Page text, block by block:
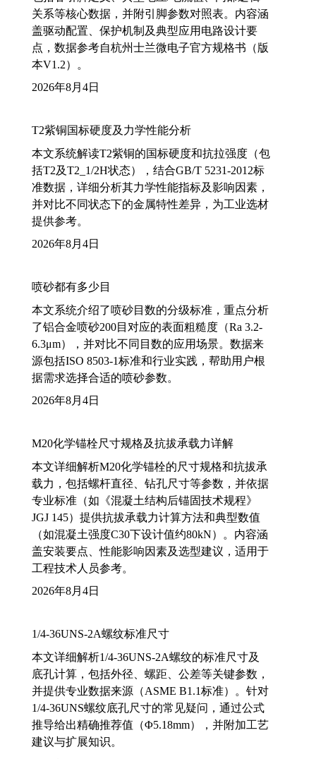
关系等核心数据，并附引脚参数对照表。内容涵
盖驱动配置、保护机制及典型应用电路设计要
点，数据参考自杭州士兰微电子官方规格书（版
本V1.2）。
2026年8月4日
T2紫铜国标硬度及力学性能分析
本文系统解读T2紫铜的国标硬度和抗拉强度（包
括T2及T2_1/2H状态），结合GB/T 5231-2012标
准数据，详细分析其力学性能指标及影响因素，
并对比不同状态下的金属特性差异，为工业选材
提供参考。
2026年8月4日
喷砂都有多少目
本文系统介绍了喷砂目数的分级标准，重点分析
了铝合金喷砂200目对应的表面粗糙度（Ra 3.2-
6.3μm），并对比不同目数的应用场景。数据来
源包括ISO 8503-1标准和行业实践，帮助用户根
据需求选择合适的喷砂参数。
2026年8月4日
M20化学锚栓尺寸规格及抗拔承载力详解
本文详细解析M20化学锚栓的尺寸规格和抗拔承
载力，包括螺杆直径、钻孔尺寸等参数，并依据
专业标准（如《混凝土结构后锚固技术规程》
JGJ 145）提供抗拔承载力计算方法和典型数值
（如混凝土强度C30下设计值约80kN）。内容涵
盖安装要点、性能影响因素及选型建议，适用于
工程技术人员参考。
2026年8月4日
1/4-36UNS-2A螺纹标准尺寸
本文详细解析1/4-36UNS-2A螺纹的标准尺寸及
底孔计算，包括外径、螺距、公差等关键参数，
并提供专业数据来源（ASME B1.1标准）。针对
1/4-36UNS螺纹底孔尺寸的常见疑问，通过公式
推导给出精确推荐值（Φ5.18mm），并附加工艺
建议与扩展知识。